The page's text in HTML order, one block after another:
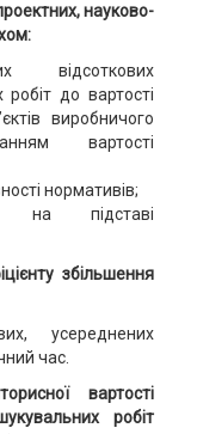
науково-
відсоткових
робіт до вартості
виробничого
вартості
нормативів;
на підставі
збільшення
усереднених
час.
вартості
робіт